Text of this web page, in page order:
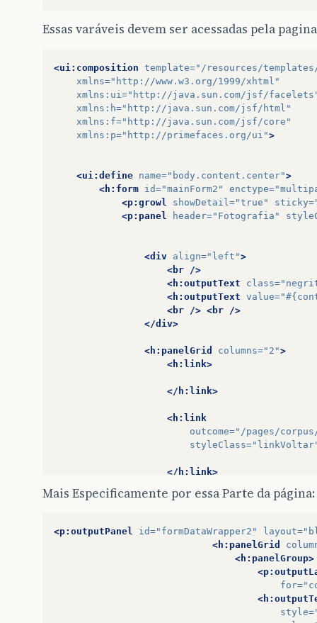
@PostConstruct
public void init () {
String idMacro = FacesContext .
selectedMacroId = Integer . parseInt idMacro
imagensMacro
. getByDocumentoMacro
gravar()
{
gravou false
setTipoImagem(selectedTipoImagem
setLadoImagem ( selectedLadoImagem
setNumeroFolha (numeroFolha );
setNumeroPagina(numeroPagina
setNumeroSequencia( numeroSequencia
setCodigoImagem
arquivoImagem!=null)
objeto
setEnderecoImagem
() == null
persist (objeto );
.merge(objeto
imagensMacro. add(objeto);
caminhoImagem
equals( ""))
Essas varáveis devem ser acessadas pela pagina
<ui:composition template="/resources/
xmlns="http://www.w3.org/1999/xhtml"
xmlns:ui="http://java.sun.com/jsf/
xmlns:h="http://java.sun.com/jsf/html"
xmlns:f="http://java.sun.com/jsf/core"
xmlns:p="http://primefaces.org/ui">
<ui:define name="body.content.center">
<h:form id="mainForm2" enctype=
<p:growl
showDetail="true" sticky=
<p:panel
header="Fotografia"
<div align="left">
<br
/>
<h:outputText
class=
<h:outputText value=
<br
/> <br
/>
</div>
<h:panelGrid columns="2">
<h:link>
</h:link>
<h:link
outcome="/pages/
styleClass=
</h:link>
</h:panelGrid>
<!--  -->
<p:outputPanel
id= "recursos2"
<h:panelGrid
columns=
<h:panelGroup>
<p:outputLabel
<p:commandButton
Mais Especificamente por essa Parte da página:
<p:outputPanel id="formDataWrapper2" layout=
<h:panelGrid
<h:panelGroup>
for=
style=